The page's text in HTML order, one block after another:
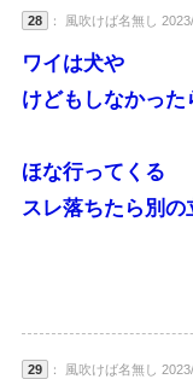
28 ： 風吹けば名無し
ワイは犬や
けどもしなかっ
ほな行ってくる
スレ落ちたら別の
29 ： 風吹けば名無し